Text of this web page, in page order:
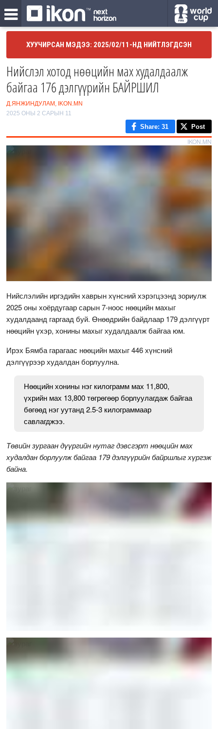
ХУУЧИРСАН МЭДЭЭ: 2025/02/11-НД НИЙТЛЭГДСЭН
Нийслэл хотод нөөцийн мах худалдаалж
байгаа 176 дэлгүүрийн БАЙРШИЛ
Д.ЯНЖИНДУЛАМ, IKON.MN
2025 ОНЫ 2 САРЫН 11
Share: 31 Post
IKON.MN
Нийслэлийн иргэдийн хаврын хүнсний хэрэгцээнд зориулж
2025 оны хоёрдугаар сарын 7-ноос нөөцийн махыг
худалдаанд гаргаад буй. Өнөөдрийн байдлаар 179 дэлгүүрт
нөөцийн үхэр, хонины махыг худалдаалж байгаа юм.
Ирэх Бямба гарагаас нөөцийн махыг 446 хүнсний
дэлгүүрээр худалдан борлуулна.
Нөөцийн хонины нэг килограмм мах 11,800,
үхрийн мах 13,800 төгрөгөөр борлуулагдаж байгаа
бөгөөд нэг уутанд 2.5-3 килограммаар
савлагджээ.
Төвийн зургаан дүүргийн нутаг дэвсгэрт нөөцийн мах
худалдан борлуулж байгаа 179 дэлгүүрийн байршлыг хүргэж
байна.